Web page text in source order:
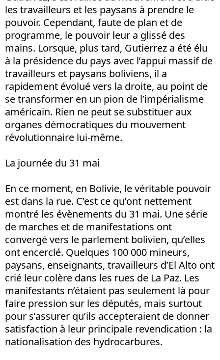
les travailleurs et les paysans à prendre le
pouvoir. Cependant, faute de plan et de
programme, le pouvoir leur a glissé des
mains. Lorsque, plus tard, Gutierrez a été élu
à la présidence du pays avec l’appui massif de
travailleurs et paysans boliviens, il a
rapidement évolué vers la droite, au point de
se transformer en un pion de l’impérialisme
américain. Rien ne peut se substituer aux
organes démocratiques du mouvement
révolutionnaire lui-même.
La journée du 31 mai
En ce moment, en Bolivie, le véritable pouvoir
est dans la rue. C’est ce qu’ont nettement
montré les évènements du 31 mai. Une série
de marches et de manifestations ont
convergé vers le parlement bolivien, qu’elles
ont encerclé. Quelques 100 000 mineurs,
paysans, enseignants, travailleurs d’El Alto ont
crié leur colère dans les rues de La Paz. Les
manifestants n’étaient pas seulement là pour
faire pression sur les députés, mais surtout
pour s’assurer qu’ils accepteraient de donner
satisfaction à leur principale revendication : la
nationalisation des hydrocarbures.